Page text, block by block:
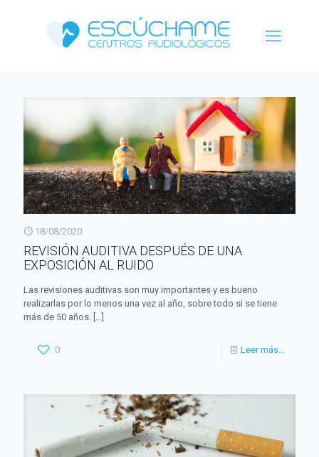
18/08/2020
REVISIÓN AUDITIVA DESPUÉS DE UNA
EXPOSICIÓN AL RUIDO
Las revisiones auditivas son muy importantes y es bueno
realizarlas por lo menos una vez al año, sobre todo si se tiene
más de 50 años. […]
0 Leer más...